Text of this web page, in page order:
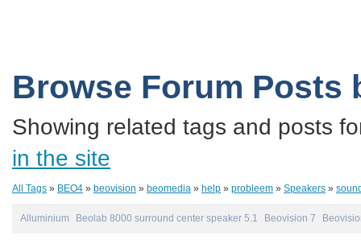
Browse Forum Posts
Showing related tags and posts
in the site
All Tags » BEO4 » beovision » beomedia » help » probleem » Speakers »
Alluminium Beolab 8000 surround center speaker 5.1 Beovision 7